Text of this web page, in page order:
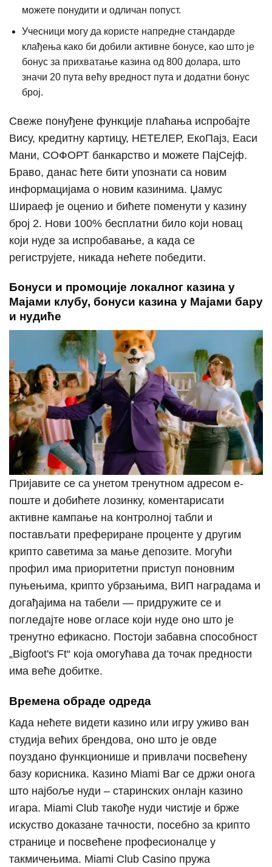
можете понудити и одличан попуст.
Учесници могу да користе напредне стандарде
клађења како би добили активне бонусе, као што је
бонус за прихватање казина од 800 долара, што
значи 20 пута већу вредност пута и додатни бонус
број.
Свеже понуђене функције плаћања испробајте
Вису, кредитну картицу, НЕТЕЛЕР, ЕкоПајз, Еаси
Мани, СОФОРТ банкарство и можете ПајСејф.
Браво, данас ћете бити упознати са новим
информацијама о новим казинима. Џамус
Шираеф је оценио и бићете поменути у казину
број 2. Нови 100% бесплатни било који новац
који нуде за испробавање, а када се
региструјете, никада нећете победити.
Бонуси и промоције локалног казина у
Мајами клубу, бонуси казина у Мајами бару
и нудиће
Пријавите се са унетом тренутном адресом е-
поште и добићете лозинку, коментарисати
активне кампање на контролној табли и
постављати префериране проценте у другим
крипто саветима за мање депозите. Могући
профил има приоритетни приступ поновним
пуњењима, крипто убрзањима, ВИП наградама и
догађајима на табели — придружите се и
погледајте нове огласе који нуде оно што је
тренутно ефикасно. Постоји забавна способност
„Bigfoot's Ft“ која омогућава да точак предности
има веће добитке.
Времена обраде одреда
Када нећете видети казино или игру уживо ван
студија већих брендова, оно што је овде
поуздано функционише и привлачи посвећену
базу корисника. Казино Miami Bar се држи онога
што најбоље нуди – старинских онлајн казино
игара. Miami Club такође нуди чистије и брже
искуство доказане тачности, посебно за крипто
странице и посвећене професионалце у
такмичењима. Miami Club Casino пружа